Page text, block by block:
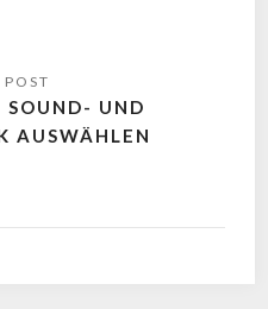
SOUND- UND
AUSWÄHLEN